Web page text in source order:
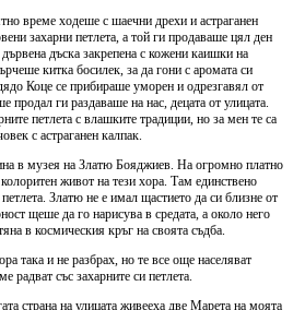
време ходеше с шаечни дрехи и астраганен
захарни петлета, а той ги продаваше цял ден
дъска закрепена с кожени каишки на
китка босилек, за да гони с аромата си
Коце се прибираше уморен и одрезгавял от
продал ги раздаваше на нас, децата от улицата.
петлета с влашките традиции, но за мен те са
с астраганен калпак.
в музея на Златю Бояджиев. На огромно платно
живот на тези хора. Там единствено
Златю не е имал щастието да си близне от
щеше да го нарисува в средата, а около него
в космическия кръг на своята съдба.
и не разбрах, но те все още населяват
радват със захарните си петлета.
страна на улицата живееха две Марета на моята